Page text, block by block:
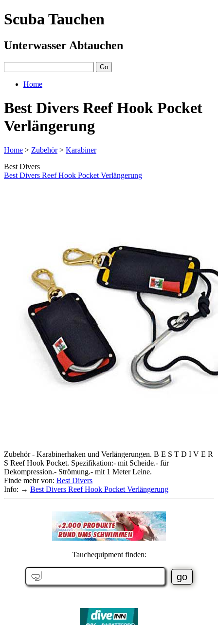
Scuba Tauchen
Unterwasser Abtauchen
Home
Best Divers Reef Hook Pocket
Verlängerung
Home > Zubehör> Karabiner
Best Divers
Best Divers Reef Hook Pocket Verlängerung
Zubehör - Karabinerhaken und Verlängerungen. B E S T D I V E R
S Reef Hook Pocket. Spezifikation:- mit Scheide.- für
Dekompression.- Strömung.- mit 1 Meter Leine.
Finde mehr von: Best Divers
Info: → Best Divers Reef Hook Pocket Verlängerung
Tauchequipment finden: